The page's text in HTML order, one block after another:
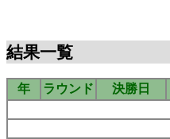
結果一覧
年 ラウンド 決勝日